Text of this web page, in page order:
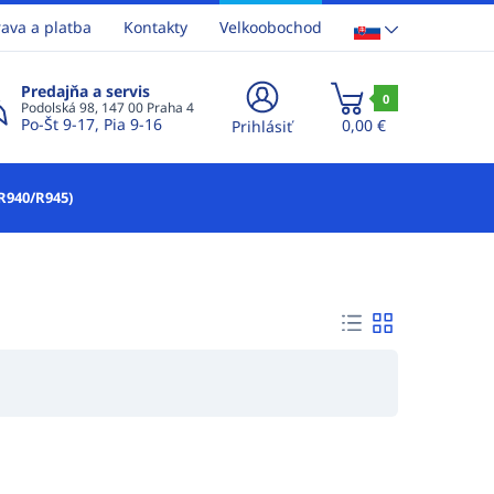
a platba Kontakty Velkoobochod
Predajňa a servis
Podolská 98, 147 00 Praha 4
Po-Št 9-17, Pia 9-16 Prihlásiť
0
0,00 €
R945)